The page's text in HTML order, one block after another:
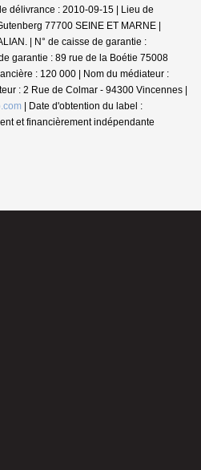
délivrance : 2010-09-15 | Lieu de
77700 SEINE ET MARNE |
| N° de caisse de garantie :
garantie : 89 rue de la Boétie 75008
: 120 000 | Nom du médiateur :
: 2 Rue de Colmar - 94300 Vincennes |
| Date d'obtention du label :
et financièrement indépendante